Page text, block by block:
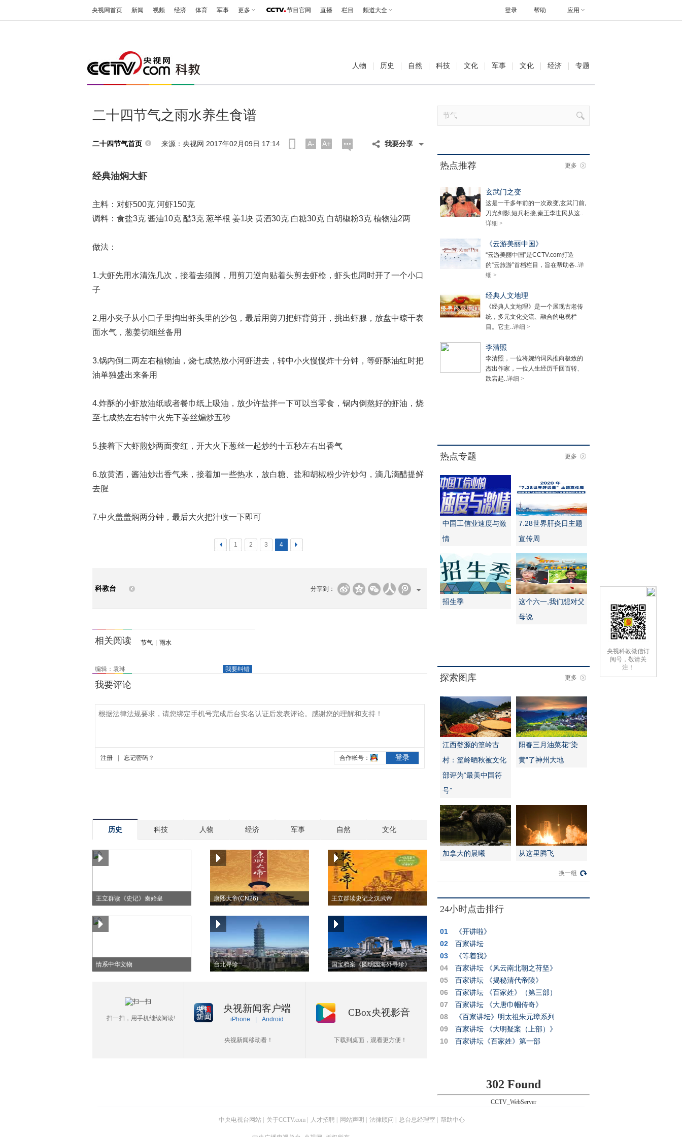
央视科教微信订
阅号，敬请关
注！
央视网首页 新闻 视频 经济 体育 军事 更多 节目官网 直播 栏目 频道大全 帮助 应用
登录
人物 历史 自然 科技 文化 军事 文化 经济 专题
二十四节气之雨水养生食谱
二十四节气首页 来源：央视网 2017年02月09日 17:14 A- A+ 我要分享
经典油焖大虾
主料：对虾500克 河虾150克
调料：食盐3克 酱油10克 醋3克 葱半根 姜1块 黄酒30克 白糖30克 白胡椒粉3克 植物油2两
做法：
1.大虾先用水清洗几次，接着去须脚，用剪刀逆向贴着头剪去虾枪，虾头也同时开了一个小口
子
2.用小夹子从小口子里掏出虾头里的沙包，最后用剪刀把虾背剪开，挑出虾腺，放盘中晾干表
面水气，葱姜切细丝备用
3.锅内倒二两左右植物油，烧七成热放小河虾进去，转中小火慢慢炸十分钟，等虾酥油红时把
油单独盛出来备用
4.炸酥的小虾放油纸或者餐巾纸上吸油，放少许盐拌一下可以当零食，锅内倒熬好的虾油，烧
至七成热左右转中火先下姜丝煸炒五秒
5.接着下大虾煎炒两面变红，开大火下葱丝一起炒约十五秒左右出香气
6.放黄酒，酱油炒出香气来，接着加一些热水，放白糖、盐和胡椒粉少许炒匀，滴几滴醋提鲜
去腥
7.中火盖盖焖两分钟，最后大火把汁收一下即可
< 1 2 3 4 >
科教台 分享到：
相关阅读 节气 雨水
我要纠错
编辑：袁琳
历史 科技 人物 经济 军事 自然 文化
王立群读《史记》秦始皇 康熙大帝(CN26) 王立群读史记之汉武帝
情系中华文物 台北寻珍 国宝档案《圆明园海外寻珍》
扫一扫，用手机继续阅读!
央视新闻客户端
iPhone Android
央视新闻移动看！
CBox央视影音
下载到桌面，观看更方便！
热点推荐 更多
玄武门之变
这是一千多年前的一次政变,玄武门前,
刀光剑影,短兵相接,秦王李世民从这..
详细 >
《云游美丽中国》
“云游美丽中国”是CCTV.com打造
的“云旅游”首档栏目，旨在帮助各..详
细 >
经典人文地理
《经典人文地理》是一个展现古老传
统，多元文化交流、融合的电视栏
目。它主..详细 >
李清照
李清照，一位将婉约词风推向极致的
杰出作家，一位人生经历千回百转、
跌宕起..详细 >
热点专题 更多
中国工信业速度与激
情
7.28世界肝炎日主题
宣传周
招生季
这个六一,我们想对父
母说
探索图库 更多
江西婺源的篁岭古
村：篁岭晒秋被文化
部评为“最美中国符
号”
阳春三月油菜花“染
黄”了神州大地
加拿大的晨曦 从这里腾飞
换一组
24小时点击排行
01
《开讲啦》
02
百家讲坛
03
《等着我》
04
百家讲坛 《风云南北朝之苻坚》
05
百家讲坛 《揭秘清代帝陵》
06
百家讲坛 《百家姓》（第三部）
07
百家讲坛 《大唐巾帼传奇》
08
《百家讲坛》明太祖朱元璋系列
09
百家讲坛 《大明疑案（上部）》
10
百家讲坛《百家姓》第一部
302 Found
CCTV_WebServer
中央电视台网站 关于CCTV.com 人才招聘 网站声明 法律顾问 总台总经理室 帮助中心